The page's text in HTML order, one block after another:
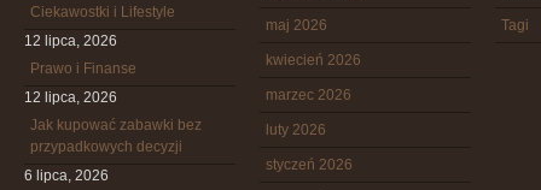
Ciekawostki i Lifestyle
12 lipca, 2026
Prawo i Finanse
12 lipca, 2026
Jak kupować zabawki bez
przypadkowych decyzji
6 lipca, 2026
maj 2026
kwiecień 2026
marzec 2026
luty 2026
styczeń 2026
Tagi